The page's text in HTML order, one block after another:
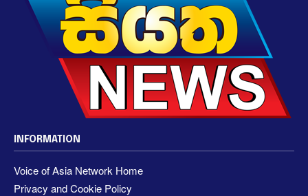
INFORMATION
Voice of Asia Network Home
Privacy and Cookie Policy